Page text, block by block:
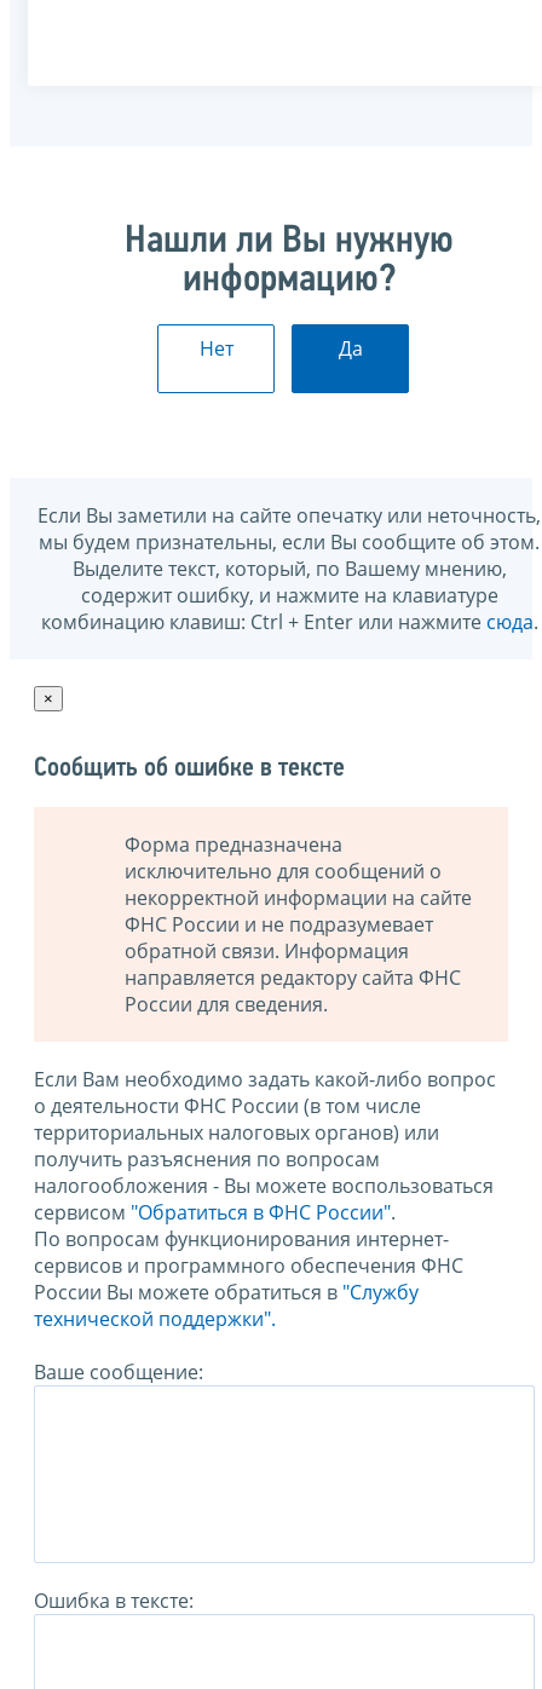
Нашли ли Вы нужную
информацию?
Нет Да
Если Вы заметили на сайте опечатку или неточность,
мы будем признательны, если Вы сообщите об этом.
Выделите текст, который, по Вашему мнению,
содержит ошибку, и нажмите на клавиатуре
комбинацию клавиш: Ctrl + Enter или нажмите сюда.
×
Сообщить об ошибке в тексте
Форма предназначена
исключительно для сообщений о
некорректной информации на сайте
ФНС России и не подразумевает
обратной связи. Информация
направляется редактору сайта ФНС
России для сведения.
Если Вам необходимо задать какой-либо вопрос
о деятельности ФНС России (в том числе
территориальных налоговых органов) или
получить разъяснения по вопросам
налогообложения - Вы можете воспользоваться
сервисом "Обратиться в ФНС России".
По вопросам функционирования интернет-
сервисов и программного обеспечения ФНС
России Вы можете обратиться в "Службу
технической поддержки".
Ваше сообщение:
Ошибка в тексте: